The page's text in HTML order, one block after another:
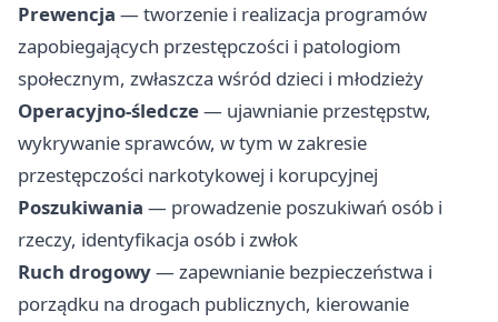
Prewencja — tworzenie i realizacja programów
zapobiegających przestępczości i patologiom
społecznym, zwłaszcza wśród dzieci i młodzieży
Operacyjno-śledcze— ujawnianie przestępstw,
wykrywanie sprawców, w tym w zakresie
przestępczości narkotykowej i korupcyjnej
Poszukiwania — prowadzenie poszukiwań osób i
rzeczy, identyfikacja osób i zwłok
Ruch drogowy— zapewnianie bezpieczeństwa i
porządku na drogach publicznych, kierowanie